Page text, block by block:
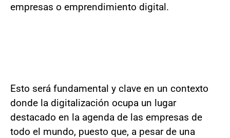
empresas o emprendimiento digital.
Esto será fundamental y clave en un contexto
donde la digitalización ocupa un lugar
destacado en la agenda de las empresas de
todo el mundo, puesto que, a pesar de una